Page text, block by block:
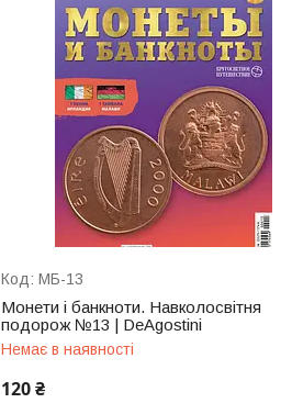
МБ-13
Монети і банкноти. Навколосвітня
подорож №13 | DeAgostini
Немає в наявності
120 ₴